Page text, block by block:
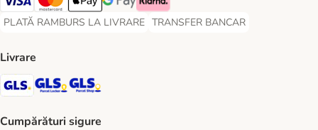
Visa Payment Method
Master Card Payment Method
Apple Pay Payment Method
Google Pay Payment Method
Klarna Payment Method
PLATĂ RAMBURS LA LIVRARE
PLATĂ RAMBURS LA LIVRARE Payment Method
TRANSFER BANCAR
TRANSFER BANCAR Payment
Livrare
GLS Shipping Method
GLS Locker Shipping Method
Cumpărături sigure